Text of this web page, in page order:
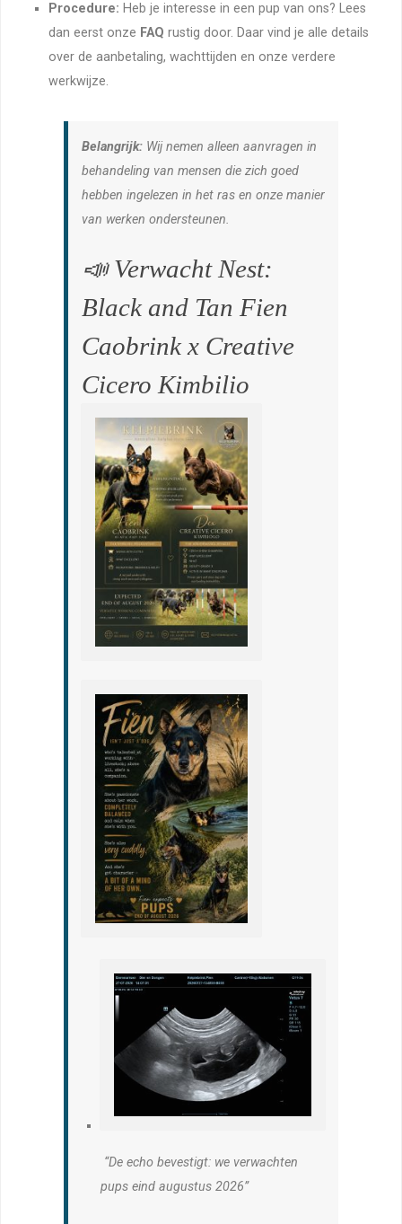
Procedure: Heb je interesse in een pup van ons? Lees
dan eerst onze FAQ rustig door. Daar vind je alle details
over de aanbetaling, wachttijden en onze verdere
werkwijze.
Belangrijk:Wij nemen alleen aanvragen in
behandeling van mensen die zich goed
hebben ingelezen in het ras en onze manier
van werken ondersteunen.
📣 Verwacht Nest:
Black and Tan Fien
Caobrink x Creative
Cicero Kimbilio
“De echo bevestigt: we verwachten
pups eind augustus 2026”